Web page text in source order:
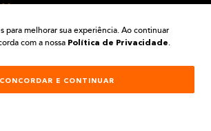
para melhorar sua experiência. Ao continuar
com a nossa Política de Privacidade.
CONCORDAR E CONTINUAR